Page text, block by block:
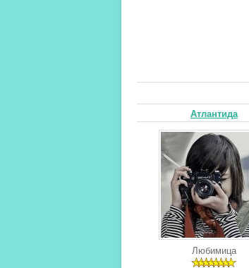
Атлантида
Любимица